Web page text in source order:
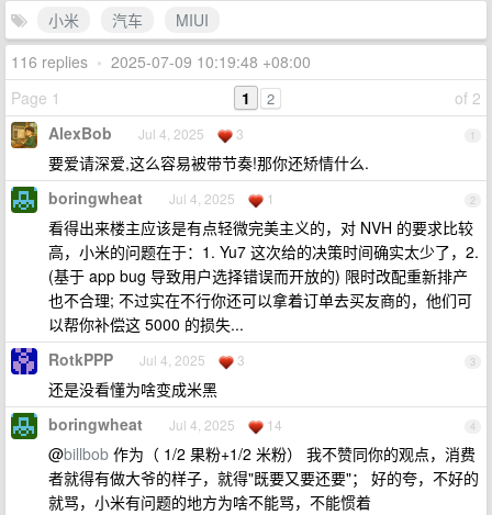
小米 汽车
MIUI
116 replies • 2025-07-09 10:19:48 +08:00
Page 1
of 2
1 2
1
AlexBob Jul 4, 2025 3
要爱请深爱,这么容易被带节奏!那你还矫情什么.
2
boringwheat Jul 4, 2025 1
看得出来楼主应该是有点轻微完美主义的，对 NVH 的要求比较
高，小米的问题在于：1. Yu7 这次给的决策时间确实太少了，2.
(基于 app bug 导致用户选择错误而开放的) 限时改配重新排产
也不合理; 不过实在不行你还可以拿着订单去买友商的，他们可
以帮你补偿这 5000 的损失...
3
RotkPPP Jul 4, 2025 3
还是没看懂为啥变成米黑
4
boringwheat Jul 4, 2025 14
@billbob 作为（ 1/2 果粉+1/2 米粉） 我不赞同你的观点，消费
者就得有做大爷的样子，就得"既要又要还要"； 好的夸，不好的
就骂，小米有问题的地方为啥不能骂，不能惯着